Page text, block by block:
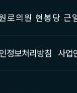
로의원 현봉당
정보처리방침 사업